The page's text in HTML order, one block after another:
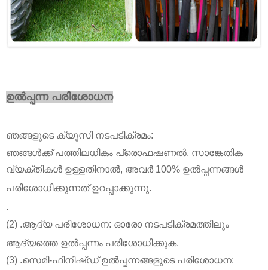
ഉൽപ്പന്ന പരിശോധന
ഞങ്ങളുടെ ക്യുസി നടപടിക്രമം:
ഞങ്ങൾക്ക് പത്തിലധികം പ്രൊഫഷണൽ, സാങ്കേതിക
വ്യക്തികൾ ഉള്ളതിനാൽ, അവർ 100% ഉൽപ്പന്നങ്ങൾ
പരിശോധിക്കുന്നത് ഉറപ്പാക്കുന്നു.
.
(2) .ആദ്യ പരിശോധന: ഓരോ നടപടിക്രമത്തിലും
ആദ്യത്തെ ഉൽപ്പന്നം പരിശോധിക്കുക.
(3) .സെമി-ഫിനിഷ്ഡ് ഉൽപ്പന്നങ്ങളുടെ പരിശോധന: